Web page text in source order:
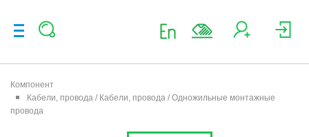
Компонент
Кабели, провода / Кабели, провода / Одножильные монтажные
провода